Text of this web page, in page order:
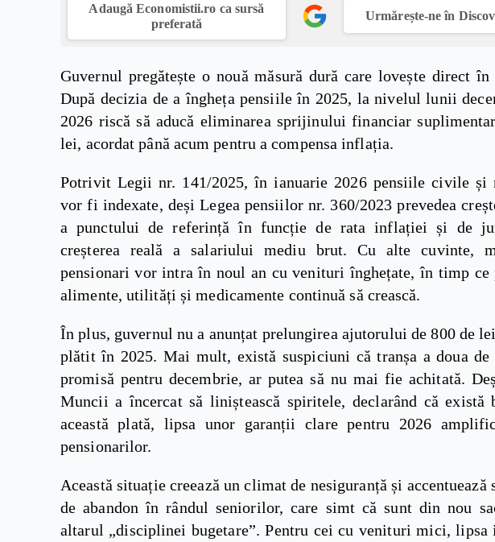
Adaugă Economistii.ro ca sursă
preferată
Urmărește-ne în
Guvernul pregătește o nouă măsură dură care lovește direct în
După decizia de a îngheța pensiile în 2025, la nivelul lunii
2026 riscă să aducă eliminarea sprijinului financiar
lei, acordat până acum pentru a compensa inflația.
Potrivit Legii nr. 141/2025, în ianuarie 2026 pensiile civile și
vor fi indexate, deși Legea pensiilor nr. 360/2023 prevedea
a punctului de referință în funcție de rata inflației și de
creșterea reală a salariului mediu brut. Cu alte cuvinte,
pensionari vor intra în noul an cu venituri înghețate, în timp
alimente, utilități și medicamente continuă să crească.
În plus, guvernul nu a anunțat prelungirea ajutorului de 800 de
plătit în 2025. Mai mult, există suspiciuni că tranșa a doua
promisă pentru decembrie, ar putea să nu mai fie achitată.
Muncii a încercat să liniștească spiritele, declarând că există
această plată, lipsa unor garanții clare pentru 2026
pensionarilor.
Această situație creează un climat de nesiguranță și accentuează
de abandon în rândul seniorilor, care simt că sunt din nou
altarul „disciplinei bugetare”. Pentru cei cu venituri mici, lipsa